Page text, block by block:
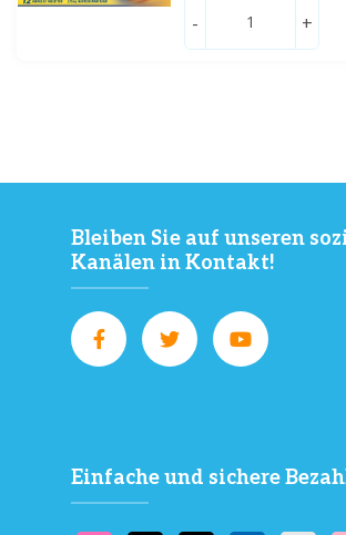
Tablet/capsule(2) - +
Bleiben Sie auf unseren
Kanälen in Kontakt!
Einfache und sichere